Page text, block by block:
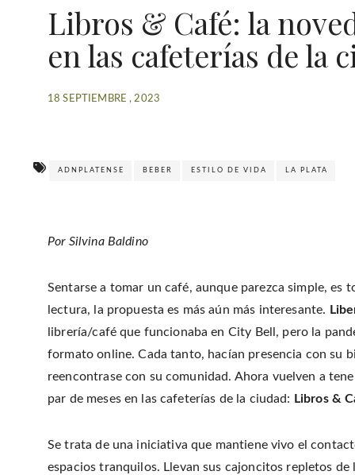
Libros & Café: la
en las cafeterías de la
18 SEPTIEMBRE , 2023
ADNPLATENSE BEBER ESTILO DE VIDA LA PLATA
Por Silvina Baldino
Sentarse a tomar un café, aunque parezca simple, es
lectura, la propuesta es más aún más interesante.
librería/café que funcionaba en City Bell, pero la
formato online. Cada tanto, hacían presencia con su
reencontrase con su comunidad. Ahora vuelven a
par de meses en las cafeterías de la ciudad: Libros &
Se trata de una iniciativa que mantiene vivo el
espacios tranquilos. Llevan sus cajoncitos repletos